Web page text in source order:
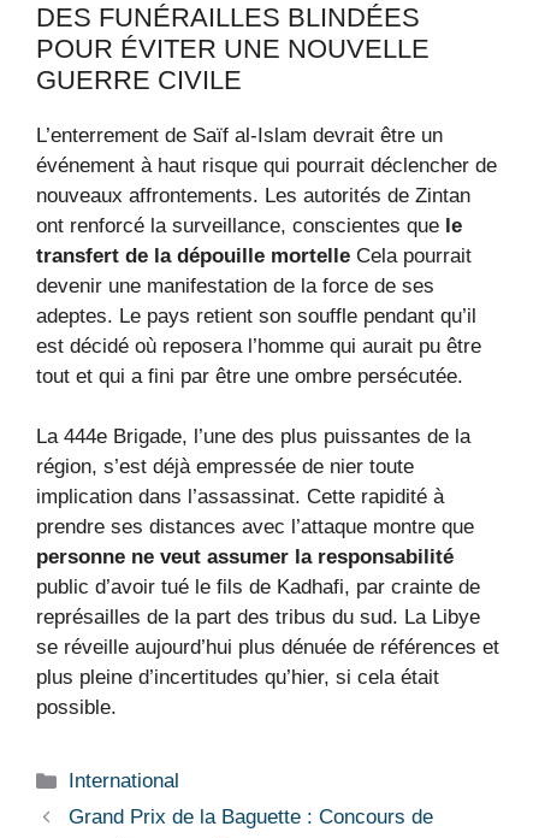
DES FUNÉRAILLES BLINDÉES
POUR ÉVITER UNE NOUVELLE
GUERRE CIVILE
L’enterrement de Saïf al-Islam devrait être un
événement à haut risque qui pourrait déclencher de
nouveaux affrontements. Les autorités de Zintan
ont renforcé la surveillance, conscientes que le
transfert de la dépouille mortelle Cela pourrait
devenir une manifestation de la force de ses
adeptes. Le pays retient son souffle pendant qu’il
est décidé où reposera l’homme qui aurait pu être
tout et qui a fini par être une ombre persécutée.
La 444e Brigade, l’une des plus puissantes de la
région, s’est déjà empressée de nier toute
implication dans l’assassinat. Cette rapidité à
prendre ses distances avec l’attaque montre que
personne ne veut assumer la responsabilité
public d’avoir tué le fils de Kadhafi, par crainte de
représailles de la part des tribus du sud. La Libye
se réveille aujourd’hui plus dénuée de références et
plus pleine d’incertitudes qu’hier, si cela était
possible.
Catégories
International
Grand Prix de la Baguette : Concours de